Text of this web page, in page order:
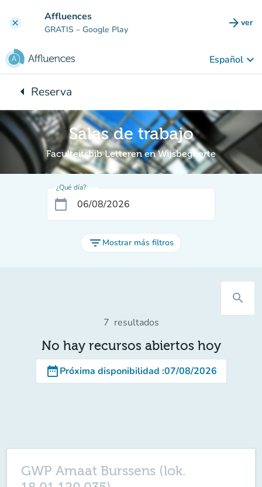
clear Affluences
GRATIS – Google Play arrow_forward ver
Español keyboard_arrow_down
arrow_leftVuelta:
Reserva
Salas de trabajo
Faculteitsbib Letteren en Wijsbegeerte
¿Qué día?
calendar_today
filter_list Mostrar más filtros
search
7 resultados
No hay recursos abiertos hoy
date_rangePróxima disponibilidad :07/08/2026
GWP Amaat Burssens (lok.